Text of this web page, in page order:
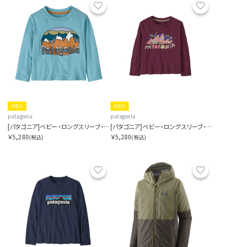
お気に入り
KIDS
patagonia
[パタゴニア]ベビー・ロングスリーブ・フィッツロイ・フラーリーズ・Tシャツ
￥5,280(税込)
KIDS
patagonia
[パタゴニア]ベビー・ロングスリーブ・グラフィック・Tシャツ
￥5,280(税込)
お気に入り